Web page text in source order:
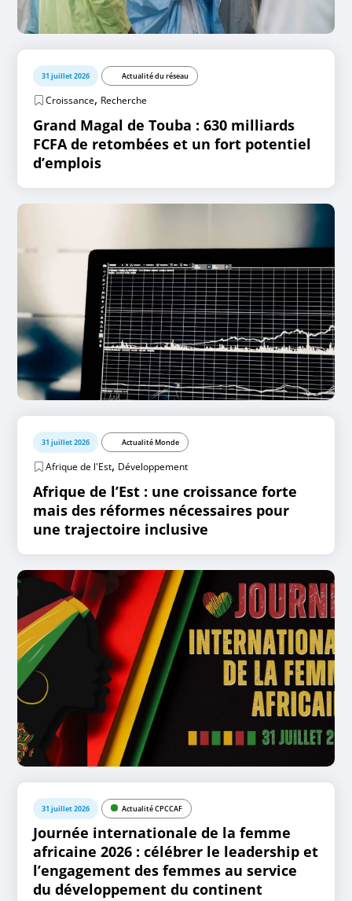
31 juillet 2026 Actualité du réseau
Croissance, Recherche
Grand Magal de Touba : 630 milliards
FCFA de retombées et un fort potentiel
d’emplois
31 juillet 2026 Actualité Monde
Afrique de l'Est, Développement
Afrique de l’Est : une croissance forte
mais des réformes nécessaires pour
une trajectoire inclusive
31 juillet 2026 Actualité CPCCAF
Journée internationale de la femme
africaine 2026 : célébrer le leadership et
l’engagement des femmes au service
du développement du continent